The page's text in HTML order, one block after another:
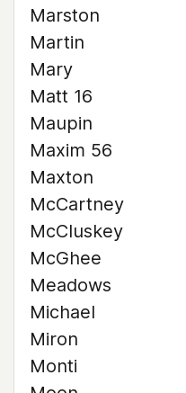
Marston
Martin
Mary
Matt 16
Maupin
Maxim 56
Maxton
McCartney
McCluskey
McGhee
Meadows
Michael
Miron
Monti